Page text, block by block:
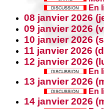
En
08 janvier 2026
09 janvier 2026
10 janvier 2026
11 janvier 2026
12 janvier 2026
En
13 janvier 2026
En
14 janvier 2026